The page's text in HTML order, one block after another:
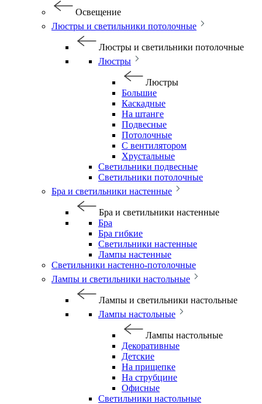
Освещение
Люстры и светильники потолочные
Люстры и светильники потолочные
Люстры
Люстры
Большие
Каскадные
На штанге
Подвесные
Потолочные
С вентилятором
Хрустальные
Светильники подвесные
Светильники потолочные
Бра и светильники настенные
Бра и светильники настенные
Бра
Бра гибкие
Светильники настенные
Лампы настенные
Светильники настенно-потолочные
Лампы и светильники настольные
Лампы и светильники настольные
Лампы настольные
Лампы настольные
Декоративные
Детские
На прищепке
На струбцине
Офисные
Светильники настольные